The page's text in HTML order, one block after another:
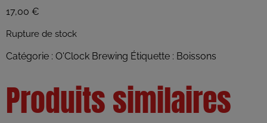
17,00 €
Rupture de stock
Catégorie : O'Clock Brewing Étiquette : Boissons
Produits similaires